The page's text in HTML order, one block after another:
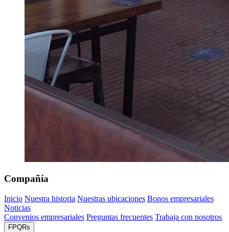
Compañía
Inicio Nuestra historia Nuestras ubicaciones Bonos empresariales
Noticias
Convenios empresariales Preguntas frecuentes Trabaja con nosotros
FPQRs